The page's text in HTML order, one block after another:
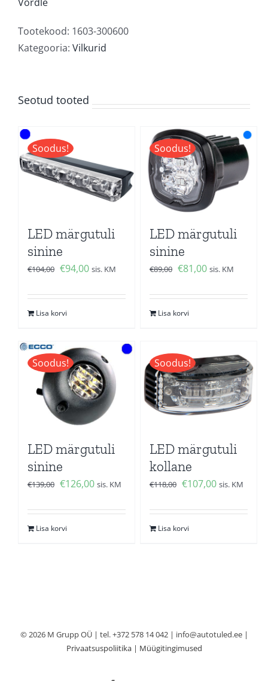
Tootekood: 1603-300600
Kategooria: Vilkurid
Seotud tooted
Soodus!
LED märgutuli
sinine
€104,00 Algne
oli:
€104,00.
€94,00Current
is:
sis. KM
Lisa korvi
Soodus!
LED märgutuli
sinine
€89,00 Algne
oli:
€89,00.
€81,00Current
is:
sis. KM
Lisa korvi
Soodus!
LED märgutuli
sinine
€139,00 Algne
oli:
€139,00.
€126,00Current
is:
sis. KM
Lisa korvi
Soodus!
LED märgutuli
kollane
€118,00 Algne
oli:
€118,00.
€107,00Current
is:
sis. KM
Lisa korvi
© 2026 M Grupp OÜ | tel. +372 578 14 042 | info@autotuled.ee |
Privaatsuspoliitika| Müügitingimused